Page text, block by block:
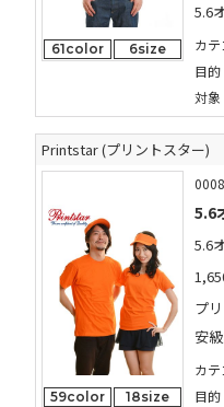
61color 6size
5.6
カテ
目的
対象
Printstar (プリントスター)
59color 18size
5.6
5.6
プ
安
カテ
目的